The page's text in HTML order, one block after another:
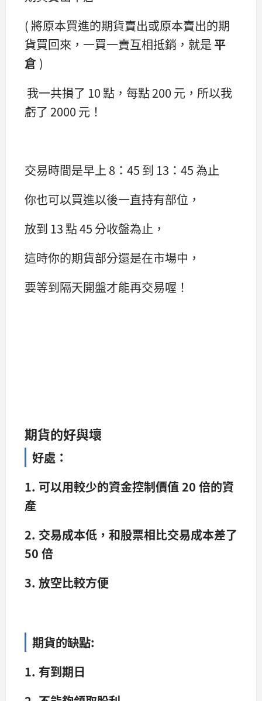
( 將原本買進的期貨賣出或原本賣出的期
貨買回來，一買一賣互相抵銷，就是 平
倉 )
我一共損了 10 點，每點 200 元，所以我
虧了 2000 元！
交易時間是早上 8：45 到 13：45 為止
你也可以買進以後一直持有部位，
放到 13 點 45 分收盤為止，
這時你的期貨部分還是在市場中，
要等到隔天開盤才能再交易喔！
期貨的好與壞
好處：
1. 可以用較少的資金控制價值 20 倍的資
產
2. 交易成本低，和股票相比交易成本差了
50 倍
3. 放空比較方便
期貨的缺點:
1. 有到期日